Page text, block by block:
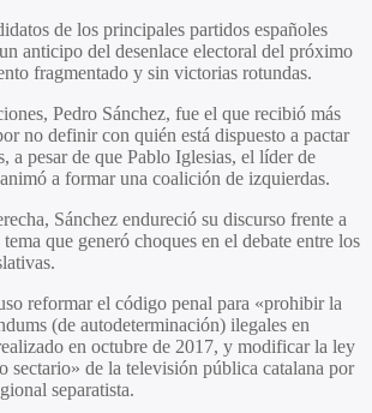
de los principales partidos españoles
anticipo del desenlace electoral del próximo
fragmentado y sin victorias rotundas.
Pedro Sánchez, fue el que recibió más
no definir con quién está dispuesto a pactar
a pesar de que Pablo Iglesias, el líder de
a formar una coalición de izquierdas.
Sánchez endureció su discurso frente a
que generó choques en el debate entre los
reformar el código penal para «prohibir la
(de autodeterminación) ilegales en
en octubre de 2017, y modificar la ley
sectario» de la televisión pública catalana por
separatista.